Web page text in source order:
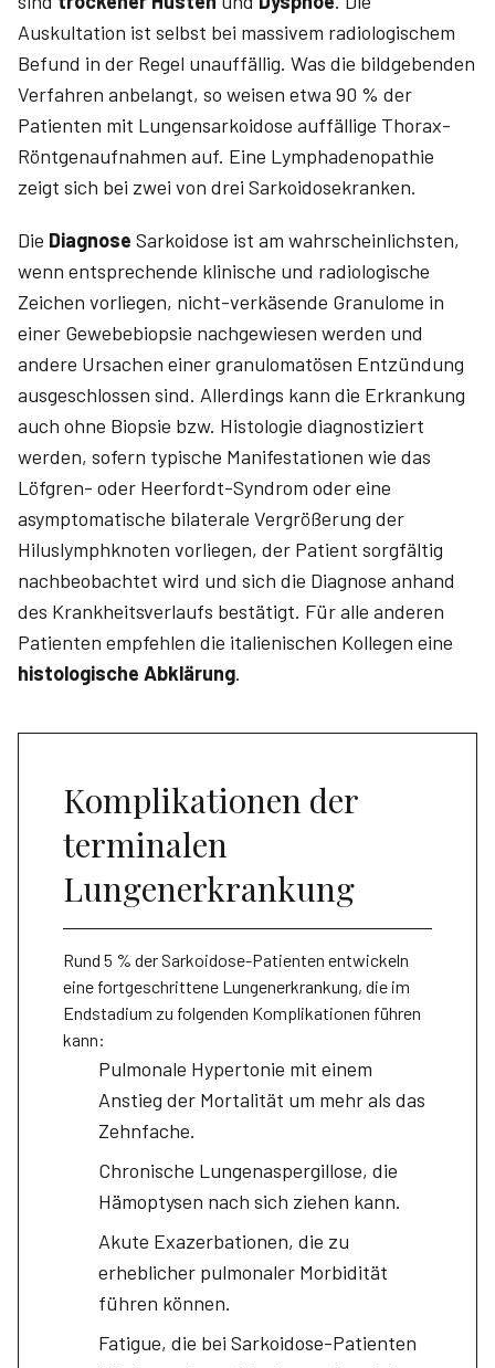
Auskultation ist selbst bei massivem radiologischem
Befund in der Regel unauffällig. Was die bildgebenden
Verfahren anbelangt, so weisen etwa 90 % der
Patienten mit Lungensarkoidose auffällige Thorax-
Röntgenaufnahmen auf. Eine Lymphadenopathie
zeigt sich bei zwei von drei Sarkoidosekranken.
Die Diagnose Sarkoidose ist am wahrscheinlichsten,
wenn entsprechende klinische und radiologische
Zeichen vorliegen, nicht-verkäsende Granulome in
einer Gewebebiopsie nachgewiesen werden und
andere Ursachen einer granulomatösen Entzündung
ausgeschlossen sind. Allerdings kann die Erkrankung
auch ohne Biopsie bzw. Histologie diagnostiziert
werden, sofern typische Manifestationen wie das
Löfgren- oder Heerfordt-Syndrom oder eine
asymptomatische bilaterale Vergrößerung der
Hiluslymphknoten vorliegen, der Patient sorgfältig
nachbeobachtet wird und sich die Diagnose anhand
des Krankheitsverlaufs bestätigt. Für alle anderen
Patienten empfehlen die italienischen Kollegen eine
histologische Abklärung.
Komplikationen der
terminalen
Lungenerkrankung
Rund 5 % der Sarkoidose-Patienten entwickeln
eine fortgeschrittene Lungenerkrankung, die im
Endstadium zu folgenden Komplikationen führen
kann:
Pulmonale Hypertonie mit einem
Anstieg der Mortalität um mehr als das
Zehnfache.
Chronische Lungenaspergillose, die
Hämoptysen nach sich ziehen kann.
Akute Exazerbationen, die zu
erheblicher pulmonaler Morbidität
führen können.
Fatigue, die bei Sarkoidose-Patienten